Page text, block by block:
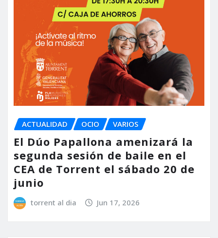
ACTUALIDAD OCIO VARIOS
El Dúo Papallona amenizará la
segunda sesión de baile en el
CEA de Torrent el sábado 20 de
junio
torrent al dia Jun 17, 2026